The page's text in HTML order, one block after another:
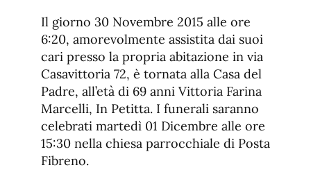
de
fuente
de
fuente.
Il giorno 30 Novembre 2015 alle ore
6:20, amorevolmente assistita dai suoi
cari presso la propria abitazione in via
Casavittoria 72, è tornata alla Casa del
Padre, all’età di 69 anni Vittoria Farina
Marcelli, In Petitta. I funerali saranno
celebrati martedì 01 Dicembre alle ore
15:30 nella chiesa parrocchiale di Posta
Fibreno.